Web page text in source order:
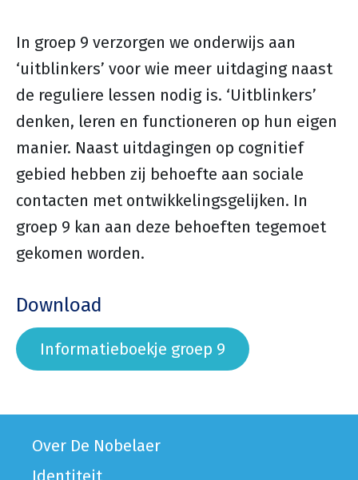
In groep 9 verzorgen we onderwijs aan
‘uitblinkers’ voor wie meer uitdaging naast
de reguliere lessen nodig is. ‘Uitblinkers’
denken, leren en functioneren op hun eigen
manier. Naast uitdagingen op cognitief
gebied hebben zij behoefte aan sociale
contacten met ontwikkelingsgelijken. In
groep 9 kan aan deze behoeften tegemoet
gekomen worden.
Download
Informatieboekje groep 9
Over De Nobelaer
Identiteit